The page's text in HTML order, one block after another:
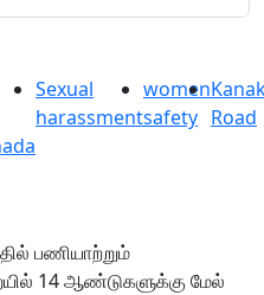
Sexual
harassment
women
safety Road
பணியாற்றும்
14 ஆண்டுகளுக்கு மேல்